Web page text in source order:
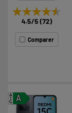
★★★★★
★★★★★
4.5/5 (72)
Comparer
A
A
G